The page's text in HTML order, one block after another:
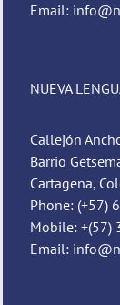
Email:
NUEVA
Callejón
Barrio
Cartagena,
Phone: (+57)
Mobile: +(57)
Email: